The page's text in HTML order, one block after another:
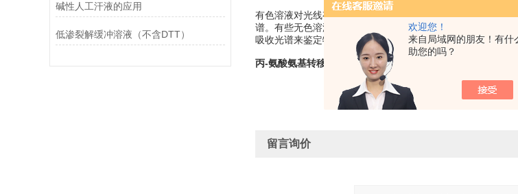
欢迎您！
来自局域网的朋友！有什
助您的吗？
碱性人工汗液的应用
低渗裂解缓冲溶液（不含DTT）
有色溶液对光线有选择性的吸收作用，不同物质由于其分子
谱。有些无色溶液，虽对可见光无吸收作用，但所含物质可
吸收光谱来鉴定物质性质及含量的技术，其理论依据是
丙-氨酸氨基转移酶检测服务
留言询价